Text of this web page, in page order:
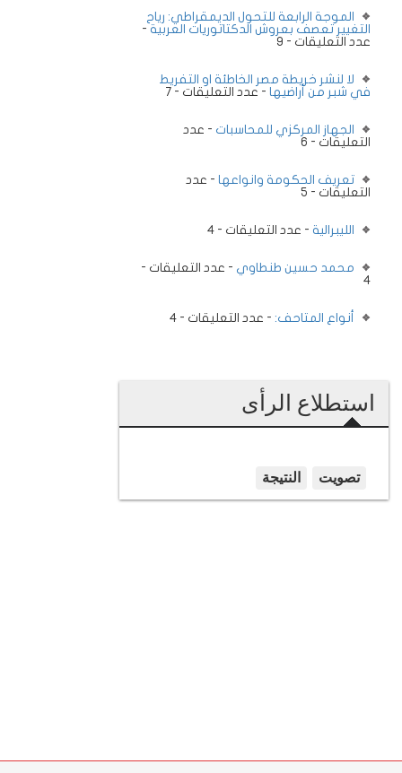
الموجة الرابعة للتحول الديمقراطي: رياح
التغيير تعصف بعروش الدكتاتوريات العربية -
عدد التعليقات - 9
لا لنشر خريطة مصر الخاطئة او التفريط
في شبر من أراضيها - عدد التعليقات - 7
الجهاز المركزي للمحاسبات - عدد
التعليقات - 6
تعريف الحكومة وانواعها - عدد
التعليقات - 5
الليبرالية - عدد التعليقات - 4
محمد حسين طنطاوي - عدد التعليقات -
4
أنواع المتاحف: - عدد التعليقات - 4
استطلاع الرأى